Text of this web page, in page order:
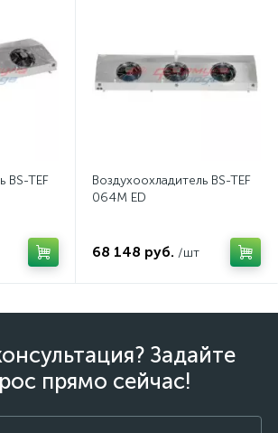
BS-TEF
Воздухоохладитель BS-TEF
064M ED
68 148 руб. /шт
Задайте
прямо сейчас!